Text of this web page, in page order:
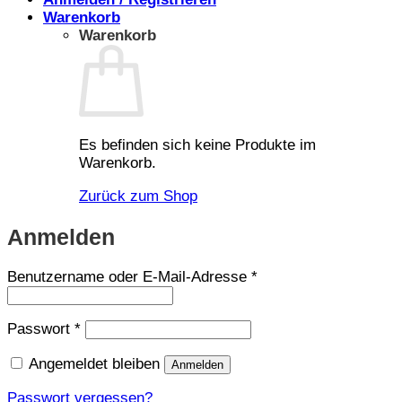
Warenkorb
Warenkorb
Es befinden sich keine Produkte im
Warenkorb.
Zurück zum Shop
Anmelden
Benutzername oder E-Mail-Adresse *Erforderlich
Passwort *Erforderlich
Angemeldet bleiben Anmelden
Passwort vergessen?